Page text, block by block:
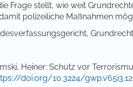
Frage stellt, wie weit
polizeiliche Maßnahmen
Heiner: Schutz vor
doi.org/10.3224/gwp.v65i3.12